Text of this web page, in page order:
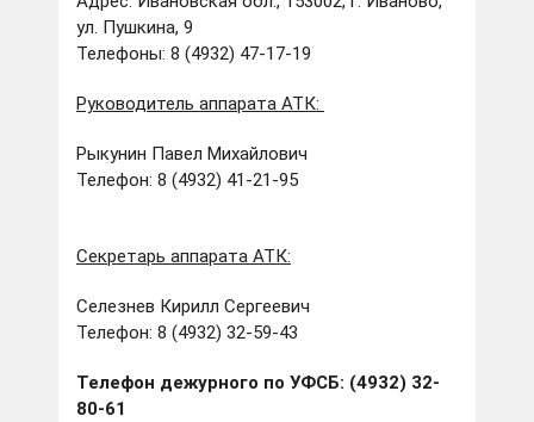
ул. Пушкина, 9
Телефоны: 8 (4932) 47-17-19
Руководитель аппарата АТК:
Рыкунин Павел Михайлович
Телефон: 8 (4932) 41-21-95
Секретарь аппарата АТК:
Селезнев Кирилл Сергеевич
Телефон: 8 (4932) 32-59-43
Телефон дежурного по УФСБ: (4932) 32-
80-61